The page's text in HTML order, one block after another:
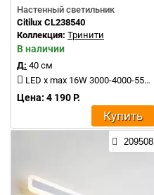
Настенный светильник
Citilux CL238540
Коллекция: Тринити
В наличии
Д: 40 см
LED x max 16W 3000-4000-5500K 1500Lm
Цена: 4 190 Р.
Купить
209508